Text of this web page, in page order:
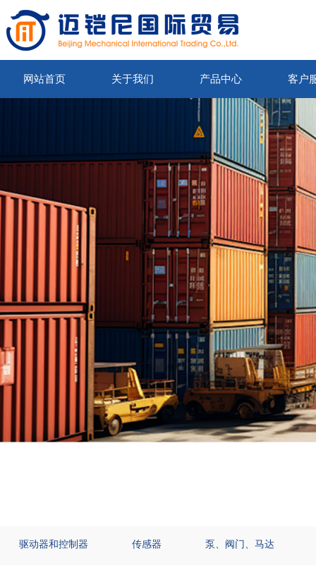
网站首页 关于我们 产品中心 客户
驱动器和控制器 传感器 泵、阀门、马达